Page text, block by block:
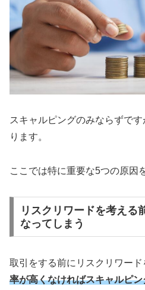
スキャルピングのみならずで
ります。
ここでは特に重要な5つの原因
リスクリワードを考える
なってしまう
取引をする前にリスクリワード
率が高くなければスキャルピ